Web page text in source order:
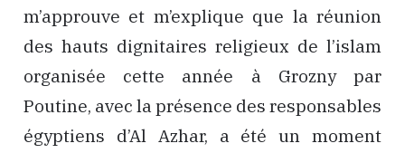
m’approuve et m’explique que la réunion
des hauts dignitaires religieux de l’islam
organisée cette année à Grozny par
Poutine, avec la présence des responsables
égyptiens d’Al Azhar, a été un moment